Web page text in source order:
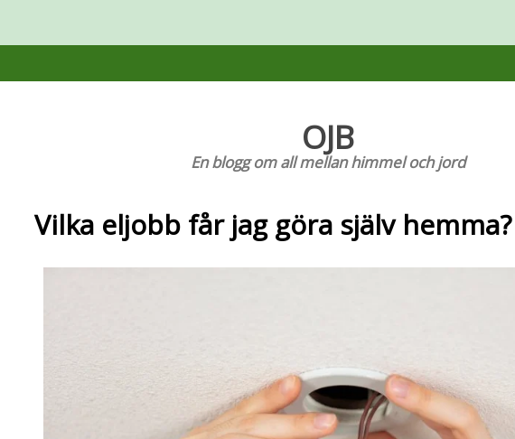
OJB
En blogg om all mellan himmel och jord
Vilka eljobb får jag göra själv hemma?